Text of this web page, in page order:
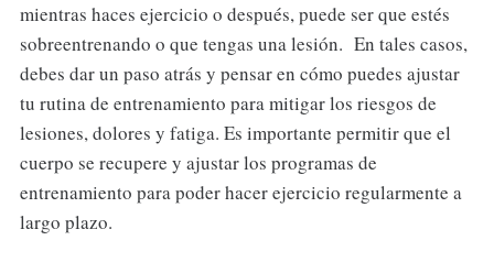
mientras haces ejercicio o después, puede ser que estés
sobreentrenando o que tengas una lesión. En tales casos,
debes dar un paso atrás y pensar en cómo puedes ajustar
tu rutina de entrenamiento para mitigar los riesgos de
lesiones, dolores y fatiga. Es importante permitir que el
cuerpo se recupere y ajustar los programas de
entrenamiento para poder hacer ejercicio regularmente a
largo plazo.